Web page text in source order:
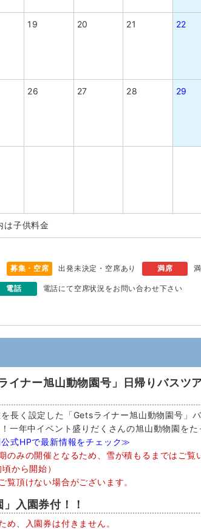
19 20 21 22
26 27 28 29
は子供料金
募集・空席 出発未決定・空席あり 満席
電話 電話にて空席状況をお問い合わせ下さい
イナー旭山動物園号」日帰りバスツ
長く設定した「Getsライナー旭山動物園号」
一年中イベント盛りだくさんの旭山動物園をた
式HPで最新情報をチェック≫
のみの開催となるため、雪が積もるまではご覧
から開始）
覧頂けない場合がございます。
入園券付！！
、入園券は付きません。